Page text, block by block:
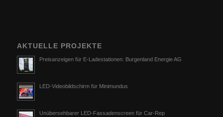
AKTUELLE PROJEKTE
Preisanzeigen für E-Ladestationen: Burgenland Energie AG
LED-Videobildschirm für Minimundus
Unübersehbarer LED-Fassadenscreen für Car-Rep